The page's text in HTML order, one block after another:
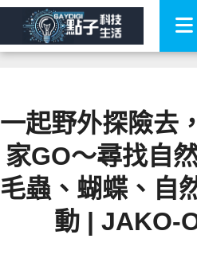
一起野外探險去
家GO～尋找自
毛蟲、蝴蝶、自
動 | JAKO-